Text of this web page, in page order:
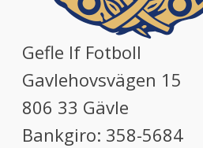
Gefle If Fotboll
Gavlehovsvägen 15
806 33 Gävle
Bankgiro: 358-5684